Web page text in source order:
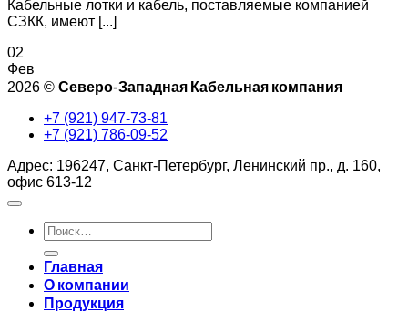
Кабельные лотки и кабель, поставляемые компанией
СЗКК, имеют [...]
02
Фев
2026 © Северо-Западная Кабельная компания
+7 (921) 947-73-81
+7 (921) 786-09-52
Адрес: 196247, Санкт-Петербург, Ленинский пр., д. 160,
офис 613-12
Искать:
Главная
О компании
Продукция